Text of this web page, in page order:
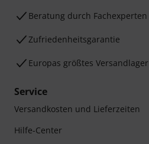
Beratung durch Fachexperten
Zufriedenheitsgarantie
Europas größtes Versandlager
Service
Versandkosten und Lieferzeiten
Hilfe-Center